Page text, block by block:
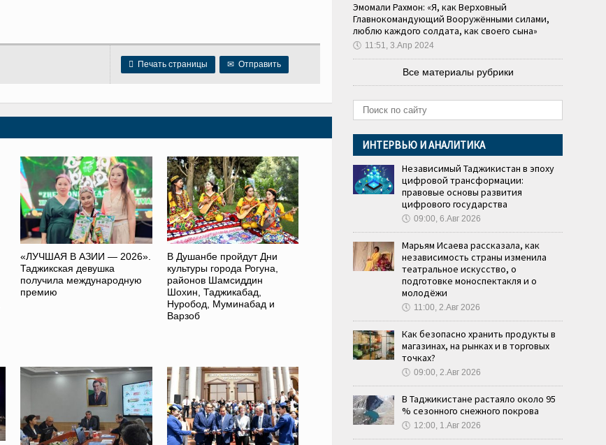
 Печать страницы ✉ Отправить
«ЛУЧШАЯ В АЗИИ — 2026».
Таджикская девушка
получила международную
премию
В Душанбе пройдут Дни
культуры города Рогуна,
районов Шамсиддин
Шохин, Таджикабад,
Нуробод, Муминабад и
Варзоб
Эмомали Рахмон: «Я, как Верховный
Главнокомандующий Вооружёнными силами,
люблю каждого солдата, как своего сына»
🕔 11:51, 3.Апр 2024
Все материалы рубрики
ИНТЕРВЬЮ И АНАЛИТИКА
Независимый Таджикистан в эпоху
цифровой трансформации:
правовые основы развития
цифрового государства
🕔 09:00, 6.Авг 2026
Марьям Исаева рассказала, как
независимость страны изменила
театральное искусство, о
подготовке моноспектакля и о
молодёжи
🕔 11:00, 2.Авг 2026
Как безопасно хранить продукты в
магазинах, на рынках и в торговых
точках?
🕔 09:00, 2.Авг 2026
В Таджикистане растаяло около 95
% сезонного снежного покрова
🕔 12:00, 1.Авг 2026